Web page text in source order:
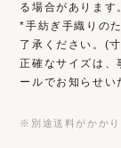
る場合があります
*手紡ぎ手織りの
了承ください。(
正確なサイズは、
ールでお知らせい
※別途送料がかかり